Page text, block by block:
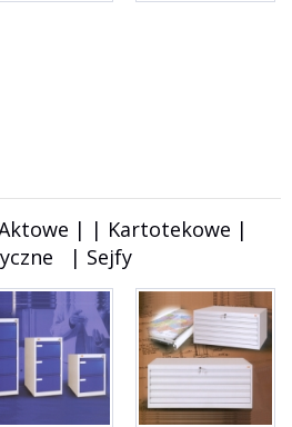
Aktowe | | Kartotekowe |
| Sejfy